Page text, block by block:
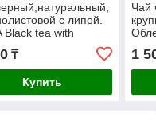
с липой.
Black tea with
100г. Индия .
₸
Купить
Чай
1